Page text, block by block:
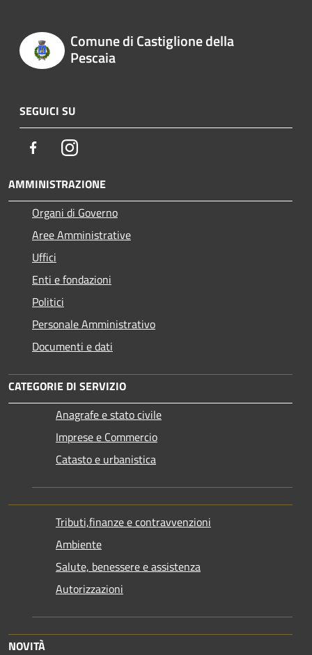
Comune di Castiglione della
Pescaia
SEGUICI SU
FacebookInstagram
AMMINISTRAZIONE
Organi di Governo
Aree Amministrative
Uffici
Enti e fondazioni
Politici
Personale Amministrativo
Documenti e dati
CATEGORIE DI SERVIZIO
Anagrafe e stato civile
Imprese e Commercio
Catasto e urbanistica
Tributi,finanze e contravvenzioni
Ambiente
Salute, benessere e assistenza
Autorizzazioni
NOVITÀ